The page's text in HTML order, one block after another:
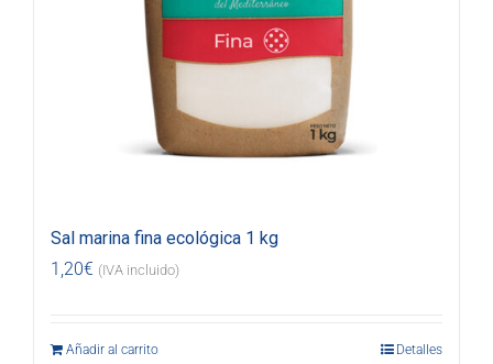
Sal marina fina ecológica 1 kg
1,20€ (IVA incluido)
Añadir al carrito Detalles